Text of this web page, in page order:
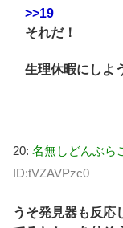
>>19
それだ！
生理休暇にしよ
20: 名無しどんぶら
ID:tVZAVPzc0
うそ発見器も反応